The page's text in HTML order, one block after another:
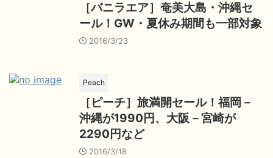
［バニラエア］奄美大島・沖縄セ
ール！GW・夏休み期間も一部対象
2016/3/23
Peach
［ピーチ］旅満開セール！福岡－
沖縄が1990円、大阪－宮崎が
2290円など
2016/3/18